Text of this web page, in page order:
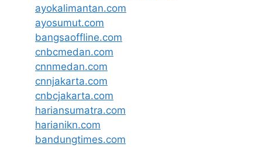
ayokalimantan.com
ayosumut.com
bangsaoffline.com
cnbcmedan.com
cnnmedan.com
cnnjakarta.com
cnbcjakarta.com
hariansumatra.com
harianikn.com
bandungtimes.com